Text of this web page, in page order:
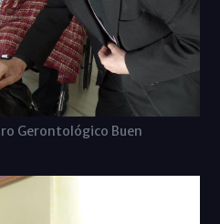
Gerontológico Buen